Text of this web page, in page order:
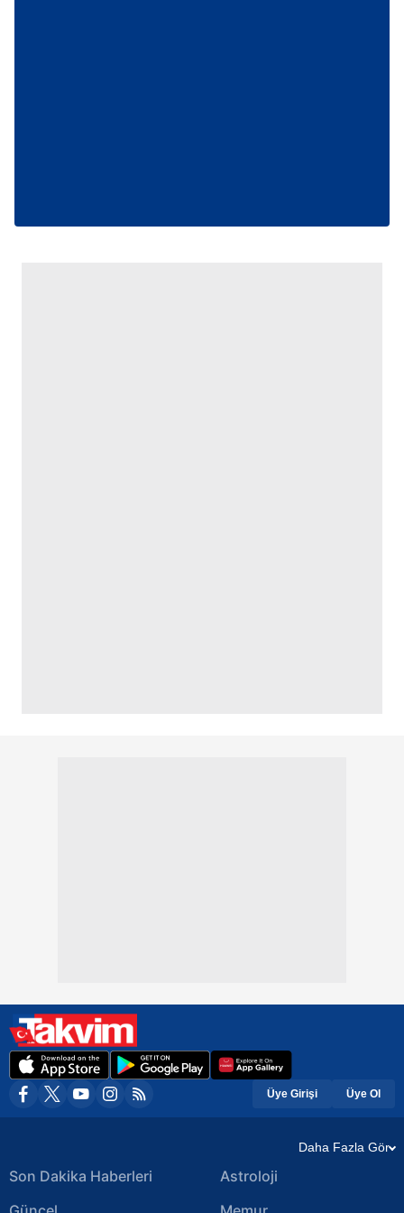
Üye Girişi Üye Ol
Daha Fazla Gör
Son Dakika Haberleri
Astroloji